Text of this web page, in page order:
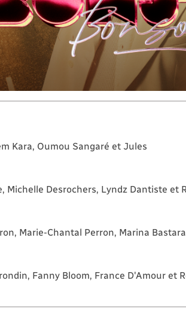
Kara, Oumou Sangaré et Jules
Michelle Desrochers, Lyndz Dantiste et
Marie-Chantal Perron, Marina
Fanny Bloom, France D'Amour et